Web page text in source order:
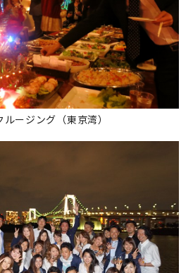
ージング（東京湾）